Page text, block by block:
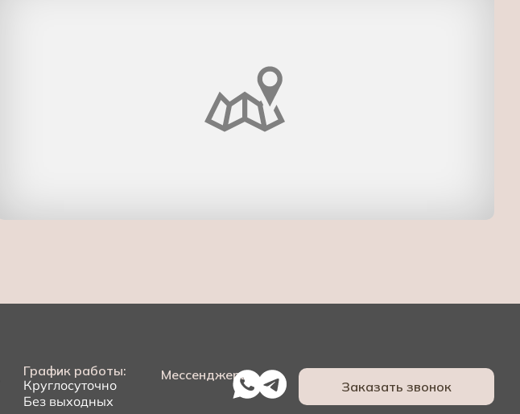
График работы:
Круглосуточно
Без выходных
Мессенджеры:
Заказать звонок